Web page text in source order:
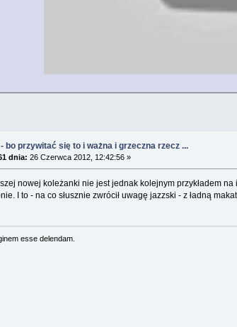
bo przywitać się to i ważna i grzeczna rzecz ...
dnia: 26 Czerwca 2012, 12:42:56 »
nowej koleżanki nie jest jednak kolejnym przykładem
I to - na co słusznie zwrócił uwagę jazzski - z ładną
esse delendam.